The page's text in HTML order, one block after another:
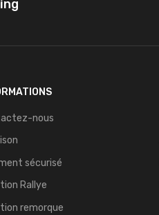
nous
sécurisé
Rallye
remorque